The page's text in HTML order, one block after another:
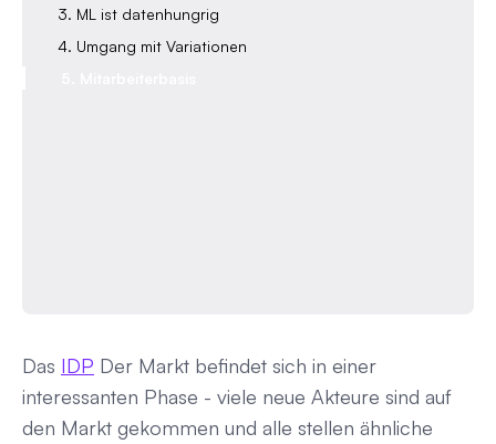
3. ML ist datenhungrig‍
4. Umgang mit Variationen‍
Das IDP Der Markt befindet sich in einer
interessanten Phase - viele neue Akteure sind auf
den Markt gekommen und alle stellen ähnliche